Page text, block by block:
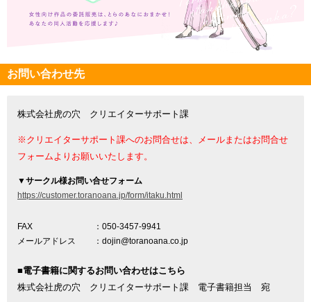
お問い合わせ先
株式会社虎の穴 クリエイターサポート課
※クリエイターサポート課へのお問合せは、メールまたはお問合せ
フォームよりお願いいたします。
▼サークル様お問い合せフォーム
https://customer.toranoana.jp/form/itaku.html
FAX
：050-3457-9941
メールアドレス
：dojin@toranoana.co.jp
■電子書籍に関するお問い合わせはこちら
株式会社虎の穴 クリエイターサポート課 電子書籍担当 宛